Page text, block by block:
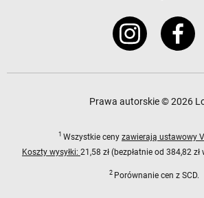
Prawa autorskie © 2026
1 Wszystkie ceny zawierają ustawowy
Koszty wysyłki: 21,58 zł (bezpłatnie od 384,82
2 Porównanie cen z SCD.